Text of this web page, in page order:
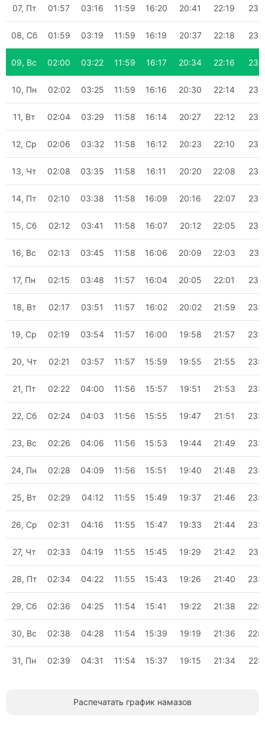
07, Пт 01:57 03:16 11:59 16:20 20:41 22:19
08, Сб 01:59 03:19 11:59 16:19 20:37 22:18
09, Вс 02:00 03:22 11:59 16:17 20:34 22:16
10, Пн 02:02 03:25 11:59 16:16 20:30 22:14
11, Вт 02:04 03:29 11:58 16:14 20:27 22:12
12, Ср 02:06 03:32 11:58 16:12 20:23 22:10
13, Чт 02:08 03:35 11:58 16:11 20:20 22:08
14, Пт 02:10 03:38 11:58 16:09 20:16 22:07
15, Сб 02:12 03:41 11:58 16:07 20:12 22:05
16, Вс 02:13 03:45 11:58 16:06 20:09 22:03
17, Пн 02:15 03:48 11:57 16:04 20:05 22:01
18, Вт 02:17 03:51 11:57 16:02 20:02 21:59
19, Ср 02:19 03:54 11:57 16:00 19:58 21:57
20, Чт 02:21 03:57 11:57 15:59 19:55 21:55
21, Пт 02:22 04:00 11:56 15:57 19:51 21:53
22, Сб 02:24 04:03 11:56 15:55 19:47 21:51
23, Вс 02:26 04:06 11:56 15:53 19:44 21:49
24, Пн 02:28 04:09 11:56 15:51 19:40 21:48
25, Вт 02:29 04:12 11:55 15:49 19:37 21:46
26, Ср 02:31 04:16 11:55 15:47 19:33 21:44
27, Чт 02:33 04:19 11:55 15:45 19:29 21:42
28, Пт 02:34 04:22 11:55 15:43 19:26 21:40
29, Сб 02:36 04:25 11:54 15:41 19:22 21:38
30, Вс 02:38 04:28 11:54 15:39 19:19 21:36
31, Пн 02:39 04:31 11:54 15:37 19:15 21:34
Распечатать график намазов